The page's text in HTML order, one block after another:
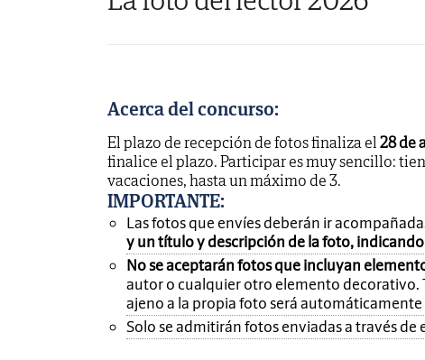
Acerca del concurso:
El plazo de recepción de fotos finaliza el28 de
finalice el plazo. Participar es muy sencillo:
vacaciones, hasta un máximo de 3.
IMPORTANTE:
Las fotos que envíes deberán ir
y un título y descripción de la foto,
No se aceptarán fotos que incluyan
autor o cualquier otro elemento decorativo.
ajeno a la propia foto será
Solo se admitirán fotos enviadas a través de